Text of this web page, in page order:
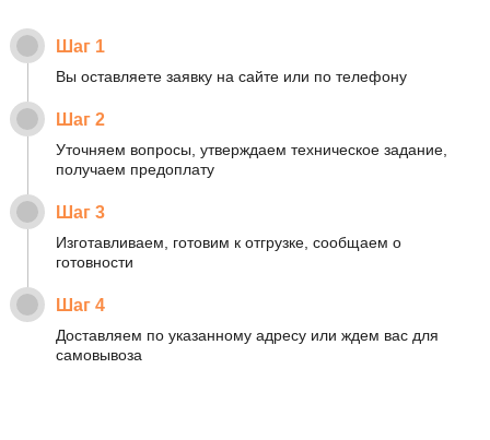
Шаг 1
Вы оставляете заявку на сайте или по телефону
Шаг 2
Уточняем вопросы, утверждаем техническое задание,
получаем предоплату
Шаг 3
Изготавливаем, готовим к отгрузке, сообщаем о
готовности
Шаг 4
Доставляем по указанному адресу или ждем вас для
самовывоза